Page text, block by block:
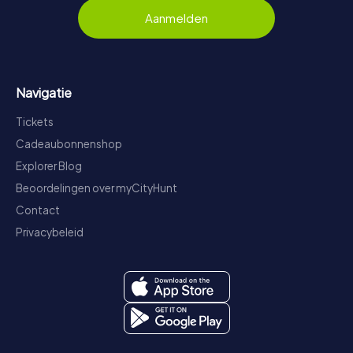
Aanmelden
Navigatie
Tickets
Cadeaubonnenshop
Explorer Blog
Beoordelingen over myCityHunt
Contact
Privacybeleid